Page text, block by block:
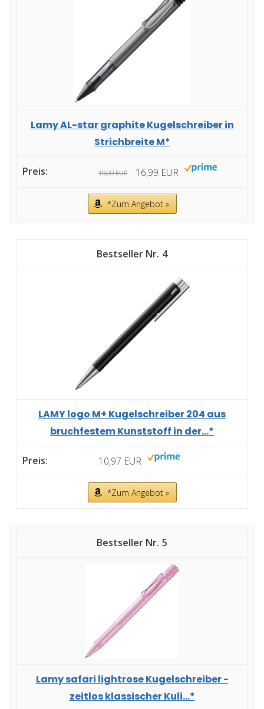
Lamy AL-star graphite Kugelschreiber in
Strichbreite M*
19,00 EUR 16,99 EUR
*Zum Angebot »
4
LAMY logo M+ Kugelschreiber 204 aus
bruchfestem Kunststoff in der...*
10,97 EUR
*Zum Angebot »
5
Lamy safari lightrose Kugelschreiber -
zeitlos klassischer Kuli...*